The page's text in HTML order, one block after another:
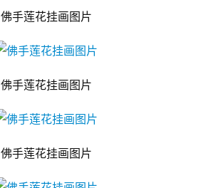
佛手莲花挂画图片
佛手莲花挂画图片
佛手莲花挂画图片